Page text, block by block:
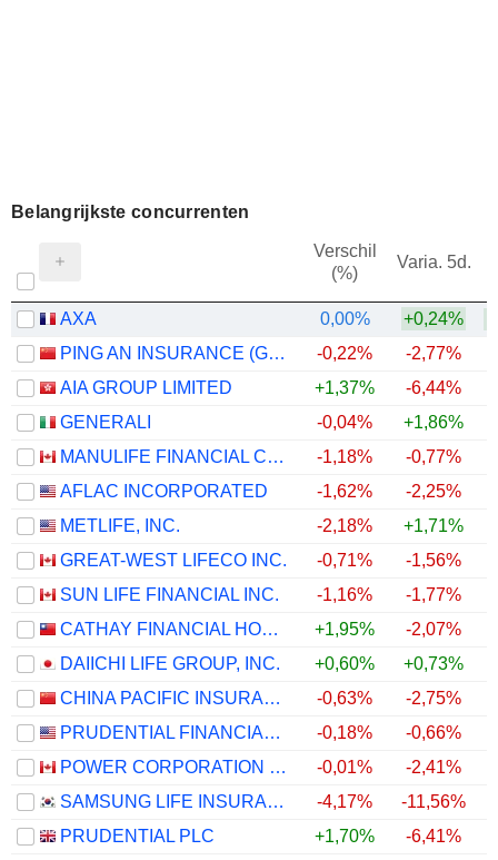
Belangrijkste concurrenten
Verschil
(%)
Varia. 5d.
AXA 0,00% +0,24%
PING AN INSURANCE (GROUP) COMPANY OF CHINA, LTD.
-0,22% -2,77%
AIA GROUP LIMITED
+1,37% -6,44%
GENERALI
-0,04% +1,86%
MANULIFE FINANCIAL CORPORATION
-1,18% -0,77%
AFLAC INCORPORATED
-1,62% -2,25%
METLIFE, INC.
-2,18% +1,71%
GREAT-WEST LIFECO INC.
-0,71% -1,56%
SUN LIFE FINANCIAL INC.
-1,16% -1,77%
CATHAY FINANCIAL HOLDING CO., LTD.
+1,95% -2,07%
DAIICHI LIFE GROUP, INC.
+0,60% +0,73%
CHINA PACIFIC INSURANCE (GROUP) CO., LTD.
-0,63% -2,75%
PRUDENTIAL FINANCIAL, INC.
-0,18% -0,66%
POWER CORPORATION OF CANADA
-0,01% -2,41%
SAMSUNG LIFE INSURANCE CO., LTD.
-4,17% -11,56%
PRUDENTIAL PLC
+1,70% -6,41%